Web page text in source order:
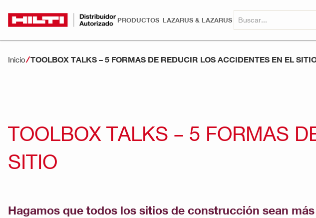
PRODUCTOS LAZARUS & LAZARUS
Inicio TOOLBOX TALKS – 5 FORMAS DE REDUCIR LOS ACCIDENTES EN EL
TOOLBOX TALKS – 5 FORMAS
SITIO
Hagamos que todos los sitios de construcción sean